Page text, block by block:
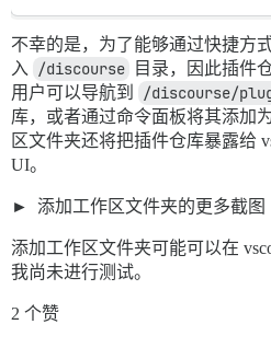
不幸的是，为了能够通过快捷方
入
/discourse
目录，因此插件
用户可以导航到
/discourse/
库，或者通过命令面板将其添加
区文件夹还将把插件仓库暴露给
UI。
添加工作区文件夹的更多截图
添加工作区文件夹可能可以在
我尚未进行测试。
2 个赞